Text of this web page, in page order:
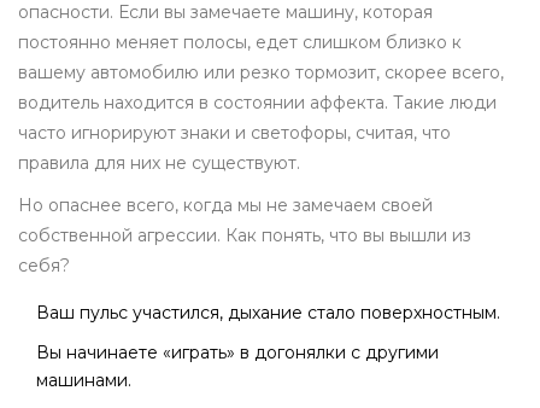
опасности. Если вы замечаете машину, которая
постоянно меняет полосы, едет слишком близко к
вашему автомобилю или резко тормозит, скорее всего,
водитель находится в состоянии аффекта. Такие люди
часто игнорируют знаки и светофоры, считая, что
правила для них не существуют.
Но опаснее всего, когда мы не замечаем своей
собственной агрессии. Как понять, что вы вышли из
себя?
Ваш пульс участился, дыхание стало поверхностным.
Вы начинаете «играть» в догонялки с другими
машинами.